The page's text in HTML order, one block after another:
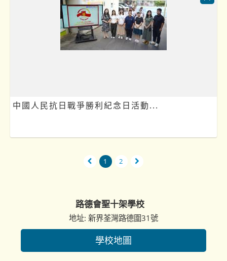
中國人民抗日戰爭勝利紀念日活動...
1 2
路德會聖十架學校
地址: 新界荃灣路德圍31號
學校地圖